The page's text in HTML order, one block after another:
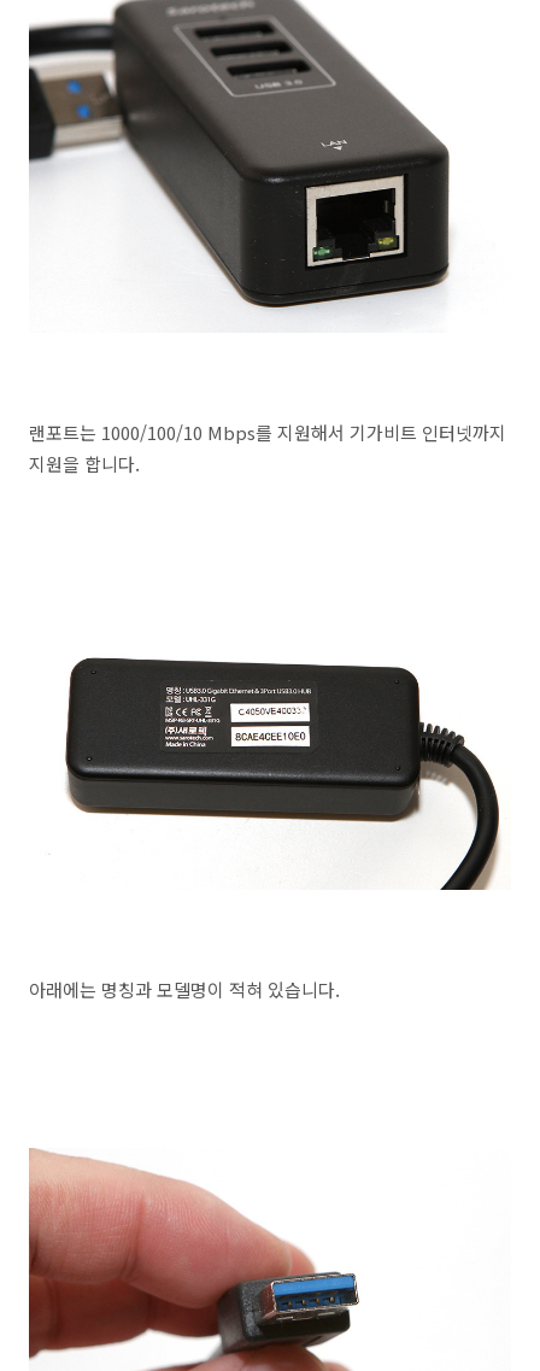
랜포트는 1000/100/10 Mbps를 지원해서 기가비트 인터넷까지
지원을 합니다.
아래에는 명칭과 모델명이 적혀 있습니다.